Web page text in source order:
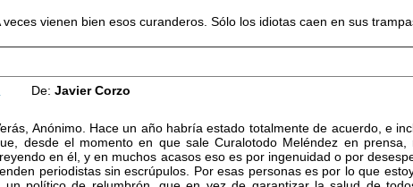
veces vienen bien esos curanderos. Sólo los idiotas caen en sus
De:Javier Corzo
Anónimo. Hace un año habría estado totalmente de acuerdo, e
desde el momento en que sale Curalotodo Meléndez en
en él, y en muchos acasos eso es por ingenuidad o por
periodistas sin escrúpulos. Por esas personas es por lo que